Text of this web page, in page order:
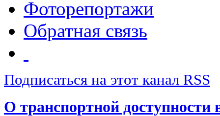
Фоторепортажи
Обратная связь
Подписаться на этот канал RSS
О транспортной